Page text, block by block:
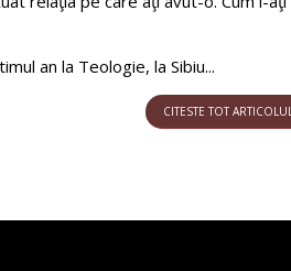
an la Teologie, la Sibiu...
CITESTE TOT ARTICOLUL